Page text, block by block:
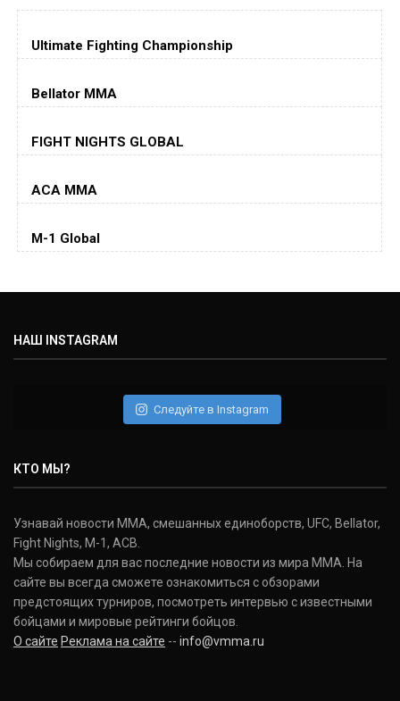
(19-5-1, 0)
Дастин Порье
(26-6-0, 1)
Jorge Masvidal
Колби Ковингтон
Дэниель Кормье
(22-2-0, 1)
Donald Cerrone
(36-15-0, 1)
Исраэль Адесанья
Israel Adesanya
(19-0-0, 0)
Ultimate Fighting Championship
Bellator MMA
FIGHT NIGHTS GLOBAL
ACA MMA
M-1 Global
НАШ INSTAGRAM
Следуйте в Instagram
КТО МЫ?
Узнавай новости ММА, смешанных единоборств, UFC, Bellator,
Fight Nights, M-1, ACB.
Мы собираем для вас последние новости из мира ММА. На
сайте вы всегда сможете ознакомиться с обзорами
предстоящих турниров, посмотреть интервью с известными
бойцами и мировые рейтинги бойцов.
О сайте Реклама на сайте -- info@vmma.ru